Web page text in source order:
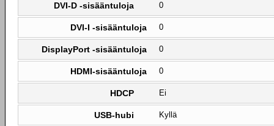
DVI-D -sisääntuloja 0
DVI-I -sisääntuloja 0
DisplayPort -sisääntuloja 0
HDMI-sisääntuloja 0
HDCP Ei
USB-hubi Kyllä